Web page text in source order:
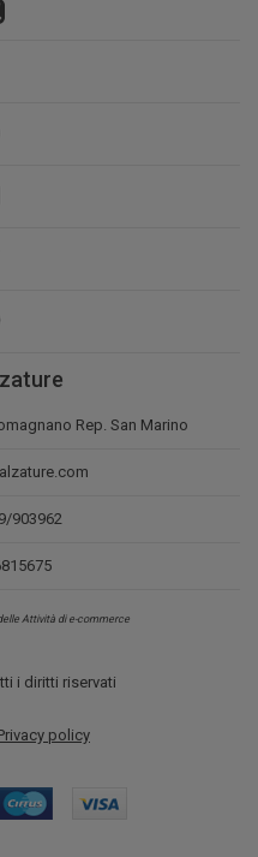
Rep. San Marino
903962
Attività di e-commerce
i diritti riservati
policy